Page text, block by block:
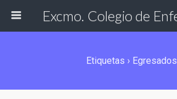
Etiquetas › Egresados